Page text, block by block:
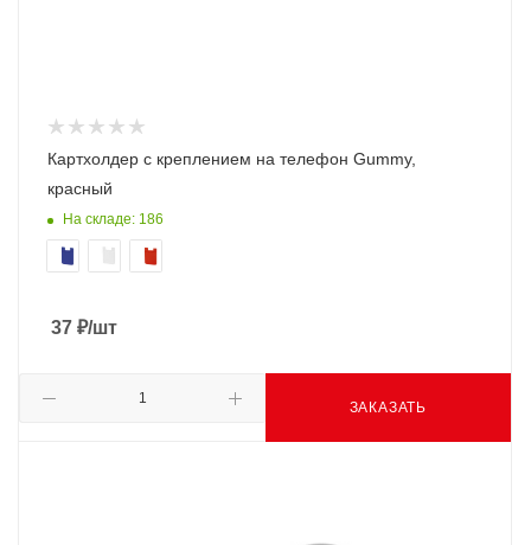
Картхолдер с креплением на телефон Gummy,
красный
На складе: 186
37 ₽/шт
ЗАКАЗАТЬ